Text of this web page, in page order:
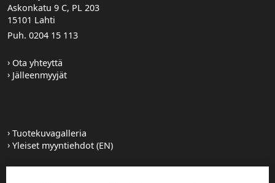
Askonkatu 9 C, PL 203
15101 Lahti
Puh. 0204 15 113
Ota yhteyttä
Jälleenmyyjät
Tuotekuvagalleria
Yleiset myyntiehdot (EN)